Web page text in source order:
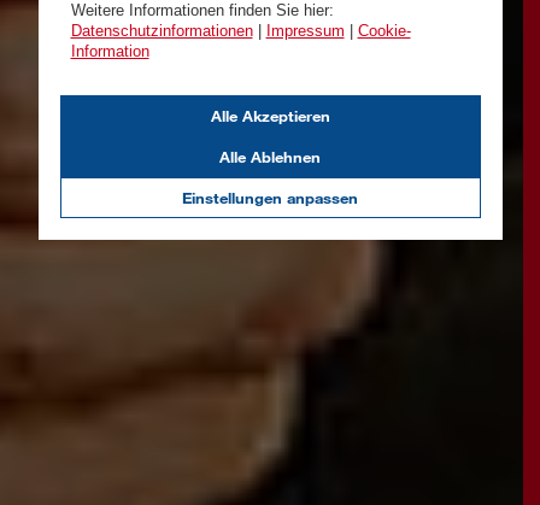
Weitere Informationen finden Sie hier:
Datenschutzinformationen| Impressum
Cookie-
Information
Einstellungen anpassen
Alle Ablehnen
Alle Akzeptieren